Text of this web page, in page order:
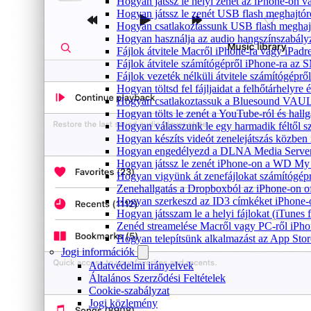
Hogyan játssz le zenét USB flash
Hogyan csatlakoztassunk USB flash
Hogyan használja az audio
Fájlok átvitele Macről iPhone-ra vagy
Fájlok átvitele számítógépről iPhone-ra az
Fájlok vezeték nélküli átvitele
Hogyan töltsd fel fájljaidat a felhőtárhelyre
Hogyan csatlakoztassuk a Bluesound
Hogyan tölts le zenét a YouTube-ról és
Hogyan válasszunk le egy harmadik féltől
Hogyan készíts videót zenelejátszás közben
Hogyan engedélyezd a DLNA Media
Hogyan játssz le zenét iPhone-on a WD
Hogyan vigyünk át zenefájlokat
Zenehallgatás a Dropboxból az iPhone-on
Hogyan szerkeszd az ID3 címkéket
Hogyan játsszam le a helyi fájlokat (iTunes
Zenéd streamelése Macről vagy PC-ről
Hogyan telepítsünk alkalmazást az App
Jogi információk
Adatvédelmi irányelvek
Általános Szerződési Feltételek
Cookie-szabályzat
Jogi közlemény